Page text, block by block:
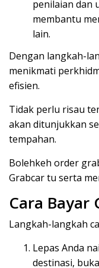
penilaian dan
membantu
lain.
Dengan langkah-
menikmati
efisien.
Tidak perlu risau
akan ditunjukkan
tempahan.
Bolehkeh order
Grabcar tu serta
Cara Bayar
Langkah-langkah
Lepas Anda
destinasi,